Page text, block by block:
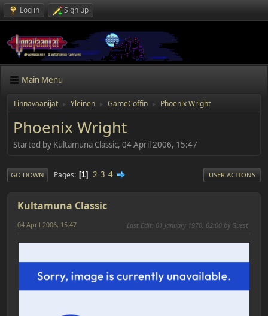
Log in Sign up
Main Menu
Linnavaanijat ► Yleinen ► GameCoffin ► Phoenix Wright
Phoenix Wright
Started by Kultamuna Classic, 04 April 2006, 15:47
GO DOWN Pages 1 2 3 4 USER ACTIONS
Kultamuna Classic
04 April 2006, 15:47 Last Edit: 01 January 1970, 02:00 by Guest